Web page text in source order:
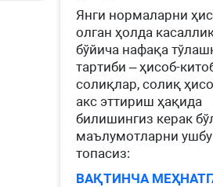
Янги нормаларни
олган ҳолда
бўйича нафақа
тартиби – ҳисоб-
солиқлар, солиқ
акс эттириш ҳақида
билишингиз керак
маълумотларни
топасиз:
ВАҚТИНЧА